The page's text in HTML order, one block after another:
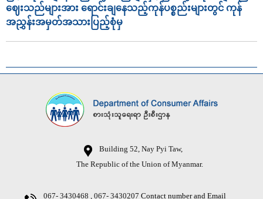
ဈေးသည်များအား ရောင်းချနေသည့်ကုန်ပစ္စည်းများတွင် ကုန်
အညွှန်းအမှတ်အသားပြည့်စုံမှ
Building 52, Nay Pyi Taw,
The Republic of the Union of Myanmar.
067- 3430468 , 067- 3430207 Contact number and Email